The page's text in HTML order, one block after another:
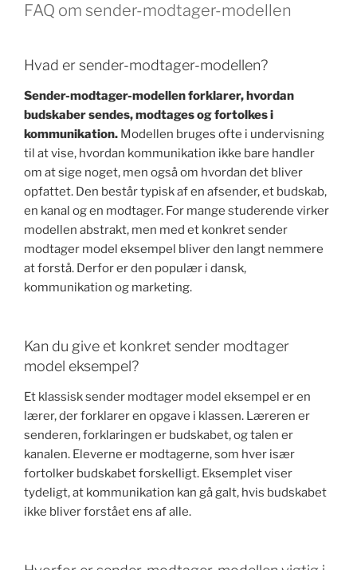
FAQ om sender-modtager-modellen
Hvad er sender-modtager-modellen?
Sender-modtager-modellen forklarer, hvordan
budskaber sendes, modtages og fortolkes i
kommunikation. Modellen bruges ofte i undervisning
til at vise, hvordan kommunikation ikke bare handler
om at sige noget, men også om hvordan det bliver
opfattet. Den består typisk af en afsender, et budskab,
en kanal og en modtager. For mange studerende virker
modellen abstrakt, men med et konkret sender
modtager model eksempel bliver den langt nemmere
at forstå. Derfor er den populær i dansk,
kommunikation og marketing.
Kan du give et konkret sender modtager
model eksempel?
Et klassisk sender modtager model eksempel er en
lærer, der forklarer en opgave i klassen. Læreren er
senderen, forklaringen er budskabet, og talen er
kanalen. Eleverne er modtagerne, som hver især
fortolker budskabet forskelligt. Eksemplet viser
tydeligt, at kommunikation kan gå galt, hvis budskabet
ikke bliver forstået ens af alle.